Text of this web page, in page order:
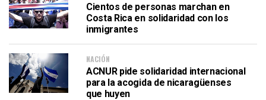
Cientos de personas marchan en
Costa Rica en solidaridad con los
inmigrantes
NACIÓN
ACNUR pide solidaridad internacional
para la acogida de nicaragüenses
que huyen